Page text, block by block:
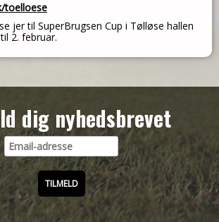
toelloese
jer til SuperBrugsen Cup i Tølløse hallen
2. februar.
dig nyhedsbrevet